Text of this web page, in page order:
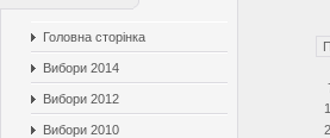
Головна сторінка
Вибори 2014
Вибори 2012
Вибори 2010